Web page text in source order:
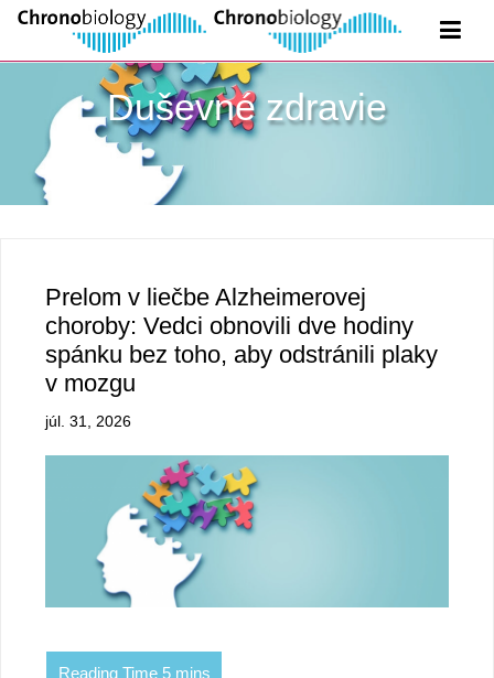
Duševné zdravie
Prelom v liečbe Alzheimerovej
choroby: Vedci obnovili dve hodiny
spánku bez toho, aby odstránili plaky
v mozgu
júl. 31, 2026